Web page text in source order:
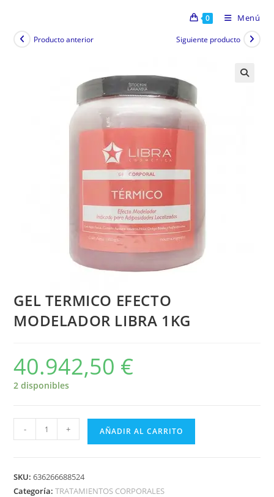
0 Menú
Producto anterior Siguiente producto
GEL TERMICO EFECTO
MODELADOR LIBRA 1KG
40.942,50 €
2 disponibles
- + AÑADIR AL CARRITO
SKU:636266688524
Categoría:TRATAMIENTOS CORPORALES